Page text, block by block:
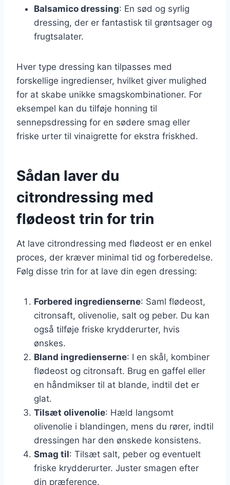
Balsamico dressing: En sød og syrlig
dressing, der er fantastisk til grøntsager og
frugtsalater.
Hver type dressing kan tilpasses med
forskellige ingredienser, hvilket giver mulighed
for at skabe unikke smagskombinationer. For
eksempel kan du tilføje honning til
sennepsdressing for en sødere smag eller
friske urter til vinaigrette for ekstra friskhed.
Sådan laver du
citrondressing med
flødeost trin for trin
At lave citrondressing med flødeost er en enkel
proces, der kræver minimal tid og forberedelse.
Følg disse trin for at lave din egen dressing:
Forbered ingredienserne: Saml flødeost,
citronsaft, olivenolie, salt og peber. Du kan
også tilføje friske krydderurter, hvis
ønskes.
Bland ingredienserne: I en skål, kombiner
flødeost og citronsaft. Brug en gaffel eller
en håndmikser til at blande, indtil det er
glat.
Tilsæt olivenolie: Hæld langsomt
olivenolie i blandingen, mens du rører, indtil
dressingen har den ønskede konsistens.
Smag til: Tilsæt salt, peber og eventuelt
friske krydderurter. Juster smagen efter
din præference.